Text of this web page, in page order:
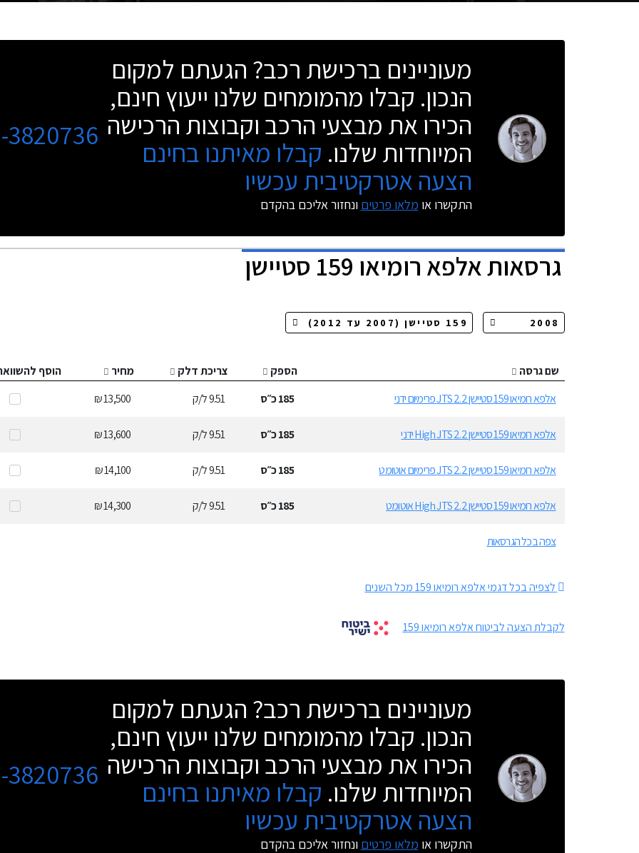
מעוניינים ברכישת רכב? הגעתם למקום
הנכון. קבלו מהמומחים שלנו ייעוץ חינם,
הכירו את מבצעי הרכב וקבוצות הרכישה
המיוחדות שלנו. קבלו מאיתנו בחינם
הצעה אטרקטיבית עכשיו
התקשרו או מלאו פרטים ונחזור אליכם בהקדם
3820736
גרסאותאלפא רומיאו 159 סטיישן
שם גרסה הספק צריכת דלק מחיר
הוסף
אלפא רומיאו 159 סטיישן 2.2 JTS פרימיום ידני
185כ״ס 9.51ל/ק 13,500 ₪
אלפא רומיאו 159 סטיישן 2.2 High JTS ידני 185כ״ס 9.51ל/ק 13,600 ₪
אלפא רומיאו 159 סטיישן 2.2 JTS פרימיום אוטומט 185כ״ס 9.51ל/ק 14,100 ₪
אלפא רומיאו 159 סטיישן 2.2 High JTS אוטומט 185כ״ס 9.51ל/ק 14,300 ₪
צפה בכל הגרסאות
לצפיה בכל דגמי אלפא רומיאו 159 מכל השנים
לקבלת הצעה לביטוח אלפא רומיאו 159
מעוניינים ברכישת רכב? הגעתם למקום
הנכון. קבלו מהמומחים שלנו ייעוץ חינם,
הכירו את מבצעי הרכב וקבוצות הרכישה
המיוחדות שלנו. קבלו מאיתנו בחינם
הצעה אטרקטיבית עכשיו
התקשרו או מלאו פרטים ונחזור אליכם בהקדם
3820736